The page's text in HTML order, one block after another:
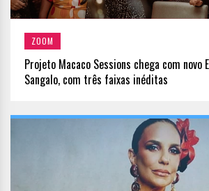
ZOOM
Projeto Macaco Sessions chega com novo
Sangalo, com três faixas inéditas